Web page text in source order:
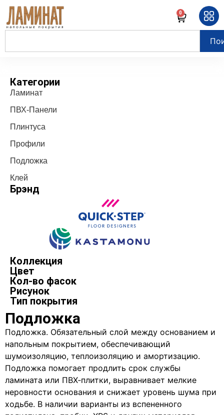
0
Категории
Ламинат
ПВХ-Панели
Плинтуса
Профили
Подложка
Клей
Брэнд
Коллекция
Цвет
Кол-во фасок
Рисунок
Тип покрытия
Подложка
Подложка. Обязательный слой между основанием и
напольным покрытием, обеспечивающий
шумоизоляцию, теплоизоляцию и амортизацию.
Подложка помогает продлить срок службы
ламината или ПВХ‑плитки, выравнивает мелкие
неровности основания и снижает уровень шума при
ходьбе. В наличии варианты из вспененного